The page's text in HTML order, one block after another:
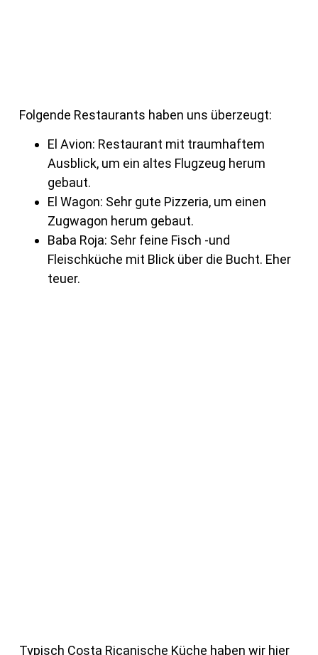
Folgende Restaurants haben uns überzeugt:
El Avion: Restaurant mit traumhaftem
Ausblick, um ein altes Flugzeug herum
gebaut.
El Wagon: Sehr gute Pizzeria, um einen
Zugwagon herum gebaut.
Baba Roja: Sehr feine Fisch -und
Fleischküche mit Blick über die Bucht. Eher
teuer.
Typisch Costa Ricanische Küche haben wir hier